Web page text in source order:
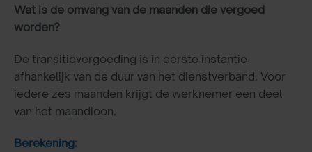
Wat is de omvang van de maanden die vergoed
worden?
De transitievergoeding is in eerste instantie
afhankelijk van de duur van het dienstverband. Voor
iedere zes maanden krijgt de werknemer een deel
van het maandloon.
Berekening: